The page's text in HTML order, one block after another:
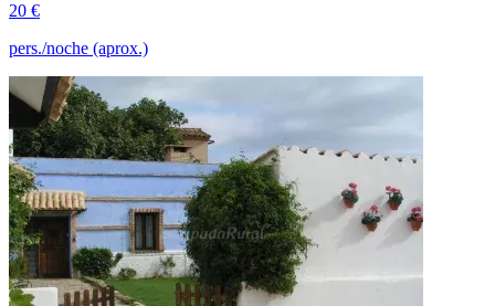
20 €
pers./noche (aprox.)